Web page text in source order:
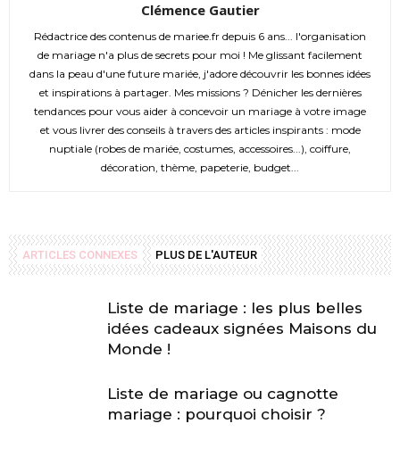
Clémence Gautier
Rédactrice des contenus de mariee.fr depuis 6 ans... l'organisation
de mariage n'a plus de secrets pour moi ! Me glissant facilement
dans la peau d'une future mariée, j'adore découvrir les bonnes idées
et inspirations à partager. Mes missions ? Dénicher les dernières
tendances pour vous aider à concevoir un mariage à votre image
et vous livrer des conseils à travers des articles inspirants : mode
nuptiale (robes de mariée, costumes, accessoires...), coiffure,
décoration, thème, papeterie, budget...
ARTICLES CONNEXES PLUS DE L'AUTEUR
Liste de mariage : les plus belles
idées cadeaux signées Maisons du
Monde !
Liste de mariage ou cagnotte
mariage : pourquoi choisir ?